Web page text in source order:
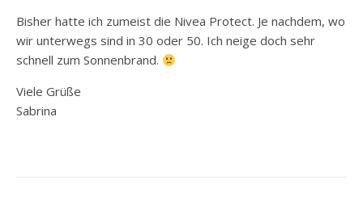
Bisher hatte ich zumeist die Nivea Protect. Je nachdem, wo
wir unterwegs sind in 30 oder 50. Ich neige doch sehr
schnell zum Sonnenbrand.
Viele Grüße
Sabrina